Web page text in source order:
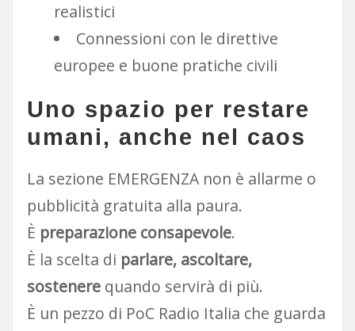
realistici
Connessioni con le direttive
europee e buone pratiche civili
Uno spazio per restare
umani, anche nel caos
La sezione EMERGENZA non è allarme o
pubblicità gratuita alla paura.
È preparazione consapevole.
È la scelta di parlare, ascoltare,
sostenerequando servirà di più.
È un pezzo di PoC Radio Italia che guarda